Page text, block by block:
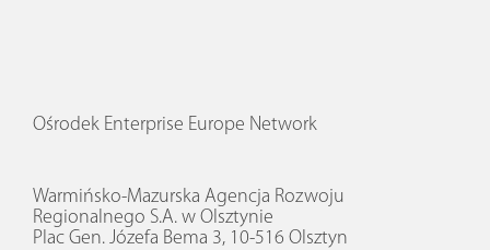
Ośrodek Enterprise Europe Network
Warmińsko-Mazurska Agencja Rozwoju
Regionalnego S.A. w Olsztynie
Plac Gen. Józefa Bema 3, 10-516 Olsztyn